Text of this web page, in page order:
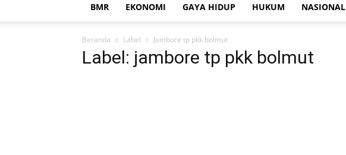
BMR EKONOMI GAYA HIDUP HUKUM NASIONAL
Beranda Label Jambore tp pkk bolmut
Label: jambore tp pkk bolmut